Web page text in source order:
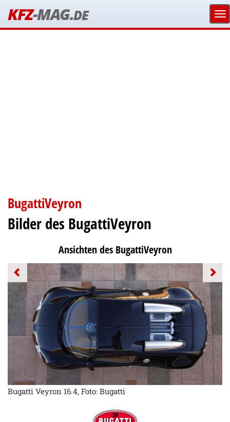
KFZ-MAG.DE
BugattiVeyron
Bilder des BugattiVeyron
Ansichten des BugattiVeyron
Bugatti Veyron 16.4, Foto: Bugatti